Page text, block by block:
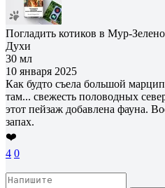
Погладить котиков в Мур-
Духи
30 мл
10 января 2025
Как будто съела большой
там... свежесть половодных
этот пейзаж добавлена фауна.
запах.
❤️
4 0